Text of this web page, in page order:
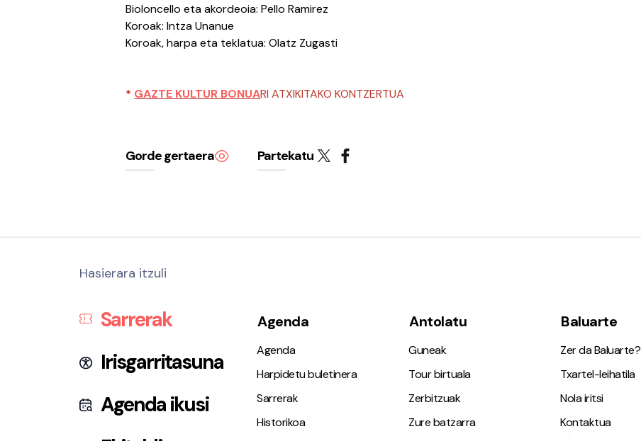
Bioloncello eta akordeoia: Pello Ramirez
Koroak: Intza Unanue
Koroak, harpa eta teklatua: Olatz Zugasti
* GAZTE KULTUR BONUARI ATXIKITAKO KONTZERTUA
Gorde gertaera Partekatu
Hasierara itzuli
Sarrerak
Irisgarritasuna
Agenda ikusi
Agenda
Agenda
Harpidetu buletinera
Sarrerak
Historikoa
Antolatu
Guneak
Tour birtuala
Zerbitzuak
Zure batzarra
Baluarte
Zer da Baluarte?
Txartel-leihatila
Nola iritsi
Kontaktua